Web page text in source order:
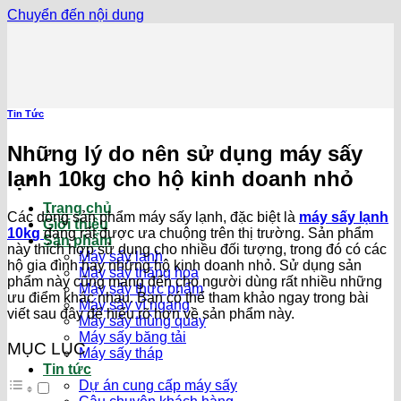
Chuyển đến nội dung
Trang chủ
Giới thiệu
Sản phẩm
Máy sấy lạnh
Máy sấy thăng hoa
Máy sấy thực phẩm
Máy sấy vĩ ngang
Máy sấy thùng quay
Máy sấy băng tải
Máy sấy tháp
Tin tức
Dự án cung cấp máy sấy
Tin Tức
Những lý do nên sử dụng máy sấy
lạnh 10kg cho hộ kinh doanh nhỏ
Các dòng sản phẩm máy sấy lạnh, đặc biệt là máy sấy lạnh
10kgđang rất được ưa chuộng trên thị trường. Sản phẩm
này thích hợp sử dụng cho nhiều đối tượng, trong đó có các
hộ gia đình hay những hộ kinh doanh nhỏ. Sử dụng sản
phẩm này cũng mang đến cho người dùng rất nhiều những
ưu điểm khác nhau. Bạn có thể tham khảo ngay trong bài
viết sau đây để hiểu rõ hơn về sản phẩm này.
MỤC LỤC